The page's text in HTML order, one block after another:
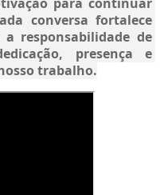
conversa fortalece
responsabilidade de
presença e
trabalho.